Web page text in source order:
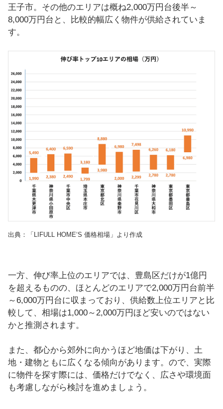
王子市。その他のエリアは概ね2,000万円台後半～
8,000万円台と、比較的幅広く物件が供給されていま
す。
出典：「LIFULL HOME‘S 価格相場」より作成
一方、伸び率上位のエリアでは、豊島区だけが1億円
を超えるものの、ほとんどのエリアで2,000万円台前半
～6,000万円台に収まっており、供給数上位エリアと比
較して、相場は1,000～2,000万円ほど安いのではない
かと推測されます。
また、都心から郊外に向かうほど地価は下がり、土
地・建物ともに広くなる傾向があります。ので、実際
に物件を探す際には、価格だけでなく、広さや環境面
も考慮しながら検討を進めましょう。